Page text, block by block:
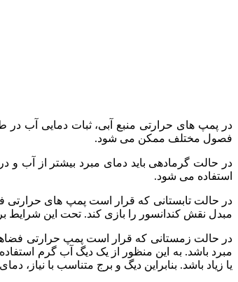
در پمپ های حرارتی منبع آبی، ثبات دمایی آب
فصول مختلف ممکن می شود.
در حالت گرمادهی باید دمای مبرد بیشتر از آب
استفاده می شود.
در حالت تابستانی که قرار است پمپ های حرارتی
مبدل نقش کندانسور را بازی کند. تحت این شرایط
در حالت زمستانی که قرار است پمپ حرارتی فضاها
مبرد باشد. به این منظور از یک دیگ آب گرم
یا زیاد باشد. بنابراین دیگ و برج متناسب با نیاز،